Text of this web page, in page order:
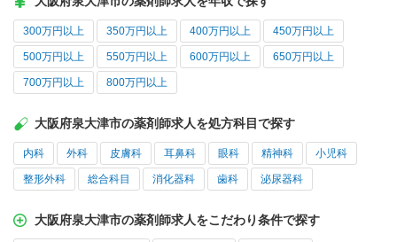
300万円以上 350万円以上 400万円以上 450万円以上
500万円以上 550万円以上 600万円以上 650万円以上
700万円以上 800万円以上
大阪府泉大津市の薬剤師求人を処方科目で探す
内科 外科 皮膚科 耳鼻科 眼科 精神科 小児科
整形外科 総合科目 消化器科 歯科 泌尿器科
大阪府泉大津市の薬剤師求人をこだわり条件で探す